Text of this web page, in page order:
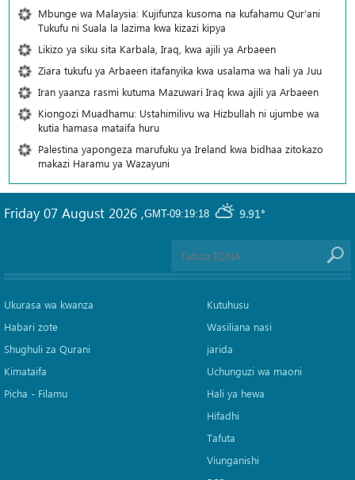
Mbunge wa Malaysia: Kujifunza kusoma na kufahamu Qur’ani
Tukufu ni Suala la lazima kwa kizazi kipya
Likizo ya siku sita Karbala, Iraq, kwa ajili ya Arbaeen
Ziara tukufu ya Arbaeen itafanyika kwa usalama wa hali ya Juu
Iran yaanza rasmi kutuma Mazuwari Iraq kwa ajili ya Arbaeen
Kiongozi Muadhamu: Ustahimilivu wa Hizbullah ni ujumbe wa
kutia hamasa mataifa huru
Palestina yapongeza marufuku ya Ireland kwa bidhaa zitokazo
makazi Haramu ya Wazayuni
GMT-09:19:18 9.91°
Friday 07 August 2026 ,
Ukurasa wa kwanza
Habari zote
Shughuli za Qurani
Kimataifa
Picha‎ - Filamu‎
Kutuhusu
Wasiliana nasi
jarida
Uchunguzi wa maoni
Hali ya hewa
Hifadhi
Tafuta
Viunganishi